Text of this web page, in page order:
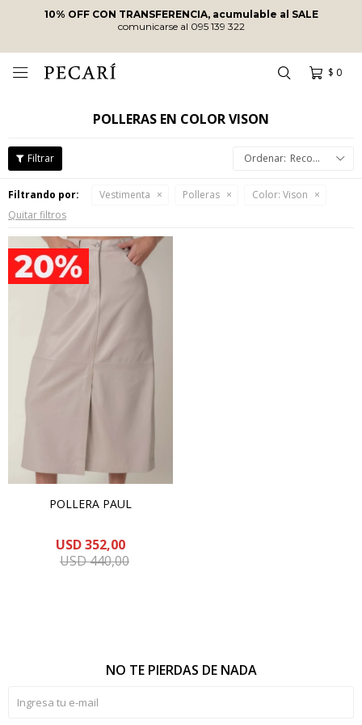
10% OFF CON TRANSFERENCIA, acumulable al SALE
comunicarse al 095 139 322
$ 0

POLLERAS EN COLOR VISON
Recomendados
Filtrando por: Vestimenta Polleras Color: Vison
Quitar filtros
POLLERA PAUL
USD352,00
USD440,00
NO TE PIERDAS DE NADA